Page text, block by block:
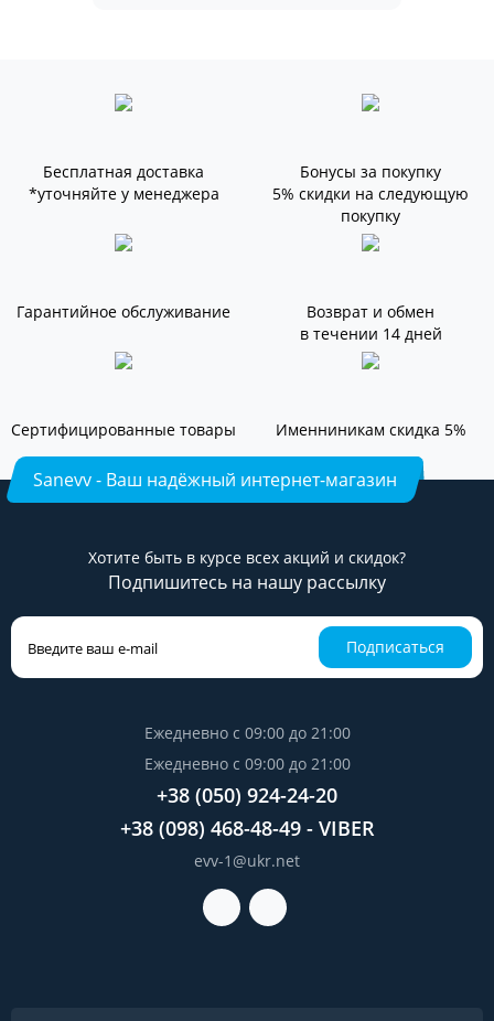
Бесплатная доставка
*уточняйте у менеджера
Бонусы за покупку
5% скидки на следующую
покупку
Гарантийное обслуживание
Возврат и обмен
в течении 14 дней
Сертифицированные товары Именниникам скидка 5%
Sanevv - Ваш надёжный интернет-магазин
Хотите быть в курсе всех акций и скидок?
Подпишитесь на нашу рассылку
Подписаться
Ежедневно с 09:00 до 21:00
Ежедневно с 09:00 до 21:00
+38 (050) 924-24-20
+38 (098) 468-48-49 - VIBER
evv-1@ukr.net